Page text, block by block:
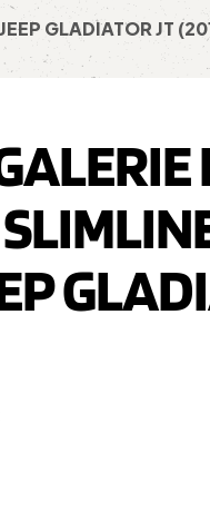
GLADIATOR JT